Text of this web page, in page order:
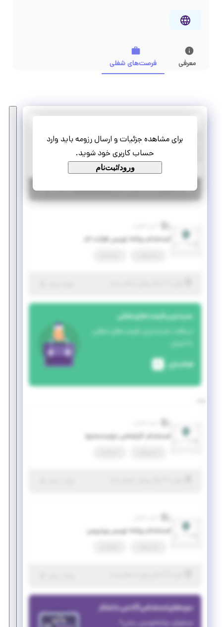
معرفی فرصت‌های شغلی
برای مشاهده جزئیات و ارسال رزومه باید وارد
حساب کاربری خود شوید.
ورود/ثبت‌نام
تمام وقت استخدام
تهران |۳ سال پیش | منقضی شده جزئیات بیشتر
استخدام برنامه نویس فرانت اند
جدیدترین فرصت‌های شغلی
دریافت جدیدترین فرصت‌های شغلی
با ایمیل
فعالسازی
استخدام کارشناس تولیدمحتوا
استخدام برنامه نویس وردپرس
دوره‌های استخدامی آکادمی دانشکار
میخوای برنامه‌نویس بشی؟